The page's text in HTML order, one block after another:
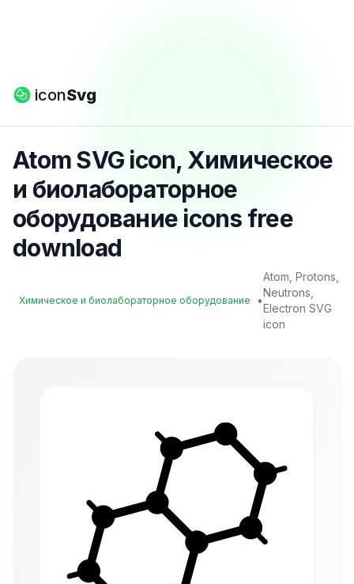
iconSvg
Atom SVG icon, Химическое
и биолабораторное
оборудование icons free
download
Химическое и биолабораторное оборудование •
Atom, Protons,
Neutrons,
Electron SVG
icon